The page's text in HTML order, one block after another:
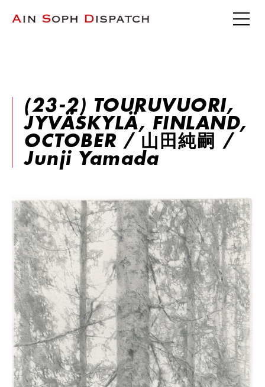
(23-2) TOURUVUORI,
JYVÄSKYLÄ, FINLAND,
OCTOBER / 山田純嗣 /
Junji Yamada